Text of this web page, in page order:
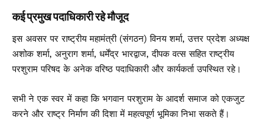
कई प्रमुख पदाधिकारी रहे मौजूद
इस अवसर पर राष्ट्रीय महामंत्री (संगठन) विनय शर्मा, उत्तर प्रदेश अध्यक्ष
अशोक शर्मा, अनुराग शर्मा, धर्मेंद्र भारद्वाज, दीपक वत्स सहित राष्ट्रीय
परशुराम परिषद के अनेक वरिष्ठ पदाधिकारी और कार्यकर्ता उपस्थित रहे।
सभी ने एक स्वर में कहा कि भगवान परशुराम के आदर्श समाज को एकजुट
करने और राष्ट्र निर्माण की दिशा में महत्वपूर्ण भूमिका निभा सकते हैं।